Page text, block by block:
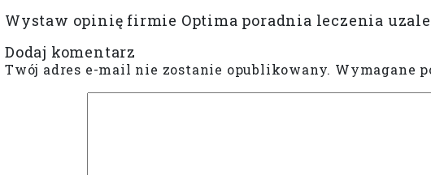
Wystaw opinię firmie Optima poradnia leczenia
Dodaj komentarz
Twój adres e-mail nie zostanie opublikowany. Wymagane